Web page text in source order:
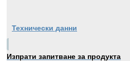
Технически данни
Изпрати запитване за продукта